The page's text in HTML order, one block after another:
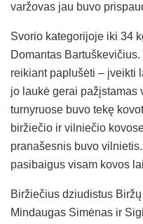
varžovas jau buvo
Svorio kategorijoje iki 34
Domantas
reikiant paplušėti – įveikti
jo laukė gerai pažįstamas
turnyruose buvo tekę
biržiečio ir vilniečio
pranašesnis buvo
pasibaigus visam kovos
Biržiečius dziudistus
Mindaugas Simėnas ir